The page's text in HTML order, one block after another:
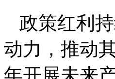
政策红利
动力，推动